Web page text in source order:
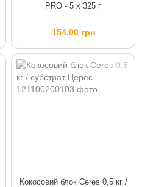
PRO - 5 х 325 г
154.00 грн
Кокосовий блок Ceres 0,5 кг /